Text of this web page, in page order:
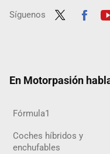
Síguenos
En Motorpasión
Fórmula1
Coches híbridos y
enchufables